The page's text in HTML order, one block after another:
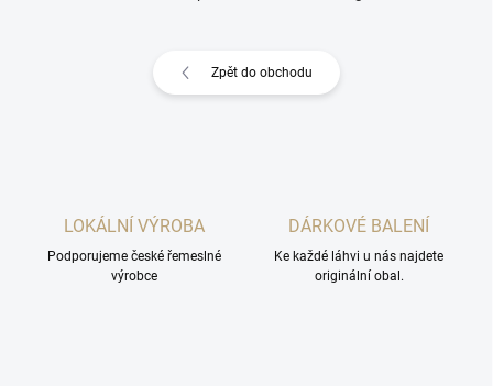
Zpět do obchodu
LOKÁLNÍ VÝROBA
Podporujeme české řemeslné
výrobce
DÁRKOVÉ BALENÍ
Ke každé láhvi u nás najdete
originální obal.